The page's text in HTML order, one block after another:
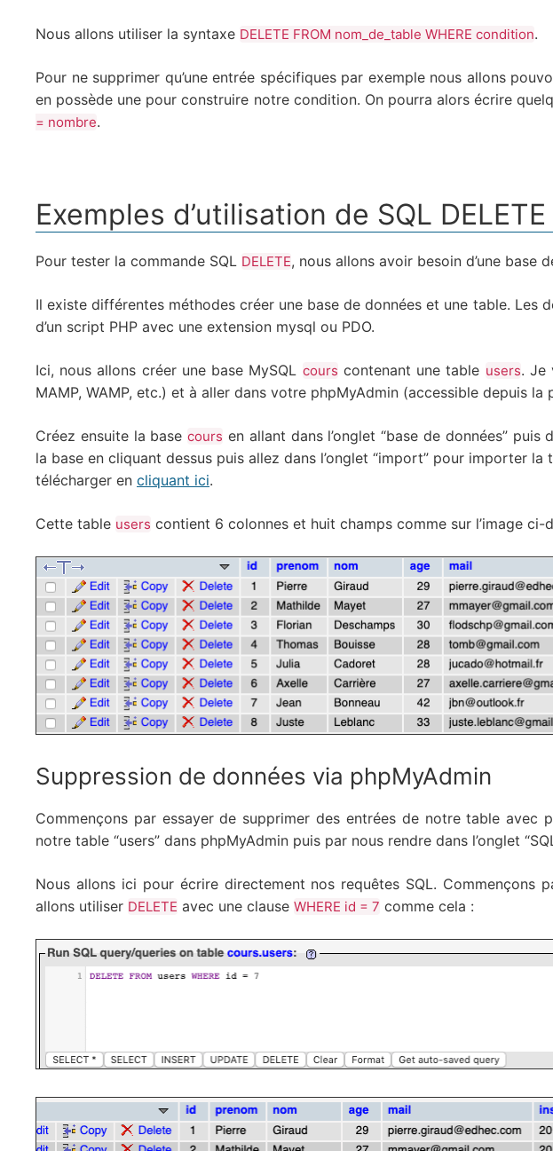
Nous allons utiliser la syntaxe DELETE FROM nom_de_table WHERE condition.
Pour ne supprimer qu’une entrée spécifiques par exemple nous allons
en possède une pour construire notre condition. On pourra alors écrire
= nombre.
Exemples d’utilisation de SQL DELETE
Pour tester la commande SQL DELETE, nous allons avoir besoin d’une base
Il existe différentes méthodes créer une base de données et une table. Les
d’un script PHP avec une extension mysql ou PDO.
Ici, nous allons créer une base MySQL cours contenant une table users. Je
MAMP, WAMP, etc.) et à aller dans votre phpMyAdmin (accessible depuis la
Créez ensuite la basecours en allant dans l’onglet “base de données”
la base en cliquant dessus puis allez dans l’onglet “import” pour importer la
télécharger en cliquant ici.
Cette table users contient 6 colonnes et huit champs comme sur l’image ci-
Suppression de données via phpMyAdmin
Commençons par essayer de supprimer des entrées de notre table avec
notre table “users” dans phpMyAdmin puis par nous rendre dans l’onglet
Nous allons ici pour écrire directement nos requêtes SQL. Commençons
allons utiliser DELETE avec une clause WHERE id = 7 comme cela :